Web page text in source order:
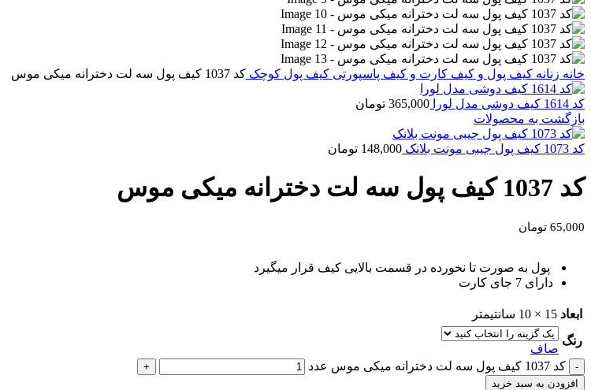
خانه زنانه کیف پول و کیف کارت و کیف پاسپورتی کیف پول کوچک کد 1037 کیف پول سه لت دخترانه میکی موس
کد 1614 کیف دوشی مدل لورا 365,000 تومان
بازگشت به محصولات
کد 1073 کیف پول جیبی مونت بلانک 148,000 تومان
کد 1037 کیف پول سه لت دخترانه میکی موس
65,000 تومان
پول به صورت تا نخورده در قسمت بالایی کیف قرار میگیرد
دارای 7 جای کارت
ابعاد 15 × 10 سانتیمتر
رنگ
صاف
کد 1037 کیف پول سه لت دخترانه میکی موس عدد
افزودن به سبد خرید